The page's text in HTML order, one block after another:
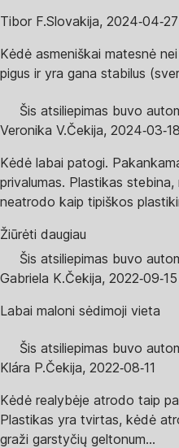
Tibor F.Slovakija, 2024‑04‑27
Kėdė asmeniškai matesnė
pigus ir yra gana stabilus
Šis atsiliepimas buvo
Veronika V.Čekija, 2024‑03‑18
Kėdė labai patogi.
privalumas. Plastikas
neatrodo kaip tipiškos
Žiūrėti daugiau
Šis atsiliepimas buvo
Gabriela K.Čekija, 2022‑09‑15
Labai maloni sėdimoji vieta
Šis atsiliepimas buvo
Klára P.Čekija, 2022‑08‑11
Kėdė realybėje atrodo taip
Plastikas yra tvirtas, kėdė
graži garstyčių geltonum...